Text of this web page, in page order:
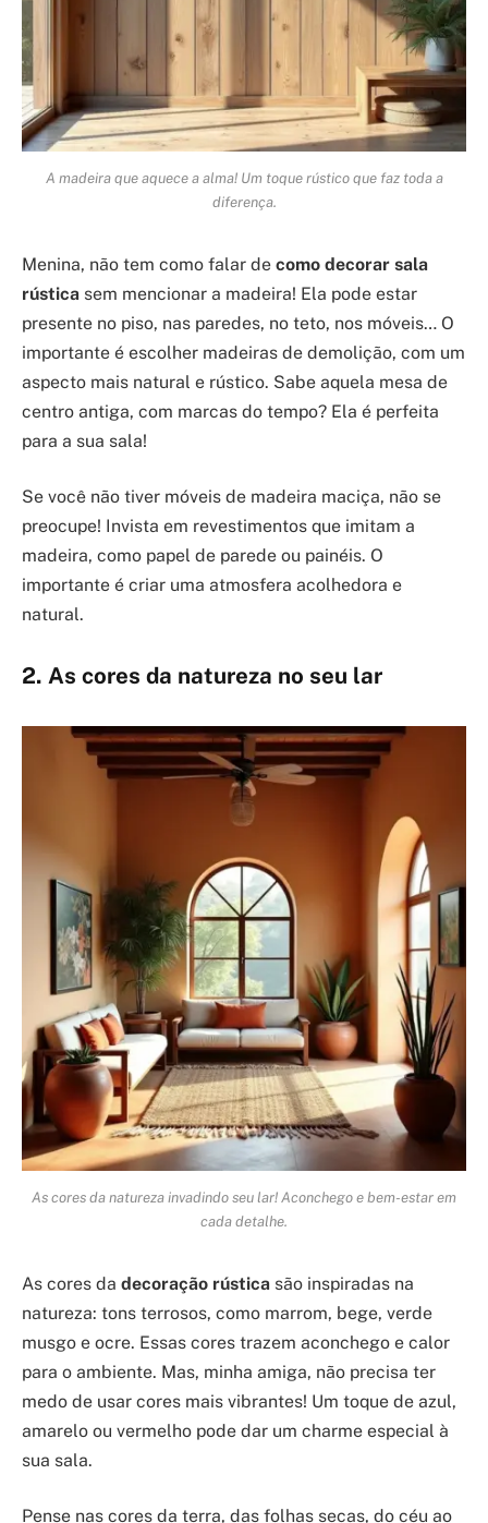
A madeira que aquece a alma! Um toque rústico que faz toda a
diferença.
Menina, não tem como falar de como decorar sala
rústica sem mencionar a madeira! Ela pode estar
presente no piso, nas paredes, no teto, nos móveis… O
importante é escolher madeiras de demolição, com um
aspecto mais natural e rústico. Sabe aquela mesa de
centro antiga, com marcas do tempo? Ela é perfeita
para a sua sala!
Se você não tiver móveis de madeira maciça, não se
preocupe! Invista em revestimentos que imitam a
madeira, como papel de parede ou painéis. O
importante é criar uma atmosfera acolhedora e
natural.
2. As cores da natureza no seu lar
As cores da natureza invadindo seu lar! Aconchego e bem-estar em
cada detalhe.
As cores da decoração rústica são inspiradas na
natureza: tons terrosos, como marrom, bege, verde
musgo e ocre. Essas cores trazem aconchego e calor
para o ambiente. Mas, minha amiga, não precisa ter
medo de usar cores mais vibrantes! Um toque de azul,
amarelo ou vermelho pode dar um charme especial à
sua sala.
Pense nas cores da terra, das folhas secas, do céu ao